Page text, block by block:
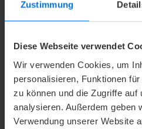
Zustimmung
Diese Webseite verwendet
Wir verwenden Cookies, um
personalisieren, Funktionen
zu können und die Zugriffe auf
analysieren. Außerdem geben
Verwendung unserer Website
UNSER KONTAKT
Y +49 (0) 421 2589-0
landgut-horn@atlantic-